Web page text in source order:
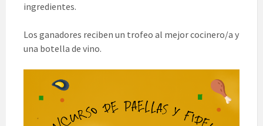
ingredientes.
Los ganadores reciben un trofeo al mejor cocinero/a y
una botella de vino.